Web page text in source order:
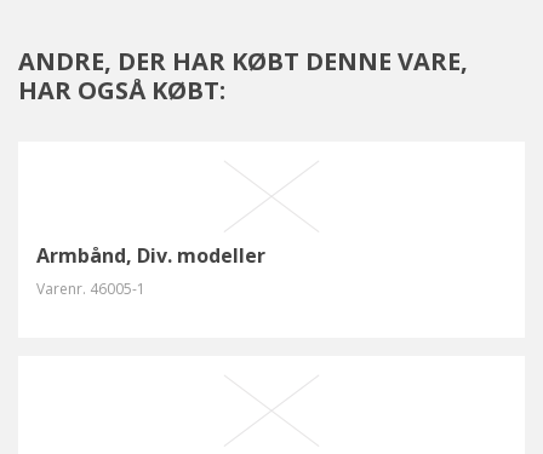
ANDRE, DER HAR KØBT DENNE VARE,
HAR OGSÅ KØBT:
Armbånd, Div. modeller
Varenr. 46005-1